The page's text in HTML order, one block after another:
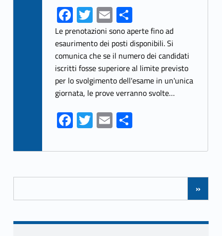
Fa
ce
b
o
o
k
T
w
itt
er
E
m
ai
l
S
h
ar
e
Le prenotazioni sono aperte fino ad
esaurimento dei posti disponibili. Si
comunica che se il numero dei candidati
iscritti fosse superiore al limite previsto
per lo svolgimento dell'esame in un'unica
giornata, le prove verranno svolte…
Fa
ce
b
o
k
T
w
itt
E
m
ai
S
h
ar
Posts Navigation
»